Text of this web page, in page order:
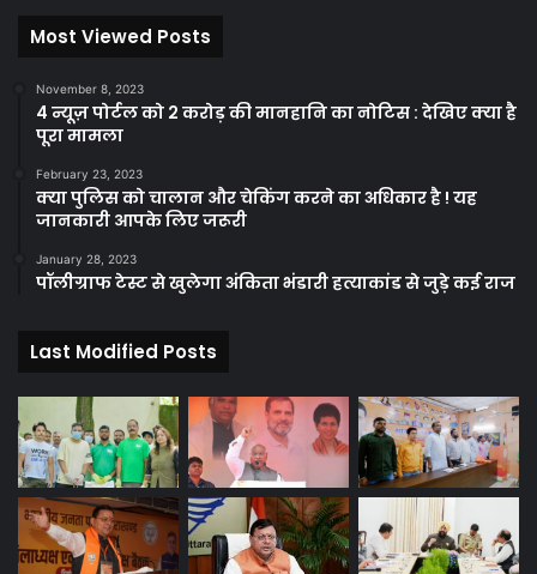
Most Viewed Posts
November 8, 2023
4 न्यूज़ पोर्टल को 2 करोड़ की मानहानि का नोटिस : देखिए क्या है
पूरा मामला
February 23, 2023
क्या पुलिस को चालान और चेकिंग करने का अधिकार है ! यह
जानकारी आपके लिए जरूरी
January 28, 2023
पॉलीग्राफ टेस्ट से खुलेगा अंकिता भंडारी हत्याकांड से जुड़े कई राज
Last Modified Posts